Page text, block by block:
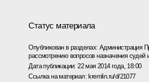
Статус материала
Опубликован в разделах: Администрация
рассмотрению вопросов назначения
Дата публикации: 22 мая 2014 года, 18:00
Ссылка на материал: kremlin.ru/d/21077